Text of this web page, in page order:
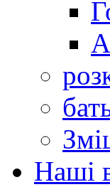
Наші